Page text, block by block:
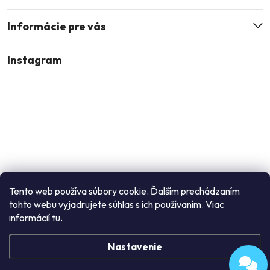
Tento web používa súbory cookie. Ďalším prechádzaním
tohto webu vyjadrujete súhlas s ich používaním. Viac
informáciítu.
Nastavenie
Informácie pre vás
Instagram
Sledovať na Instagrame
Upraviť nastavenie